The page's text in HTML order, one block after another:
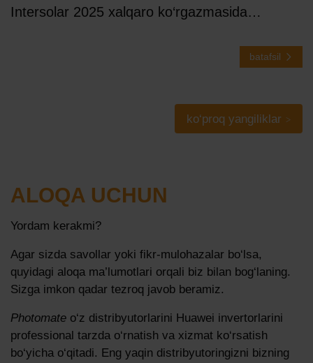
Intersolar 2025 xalqaro ko‘rgazmasida…
batafsil
ko‘proq yangiliklar
ALOQA UCHUN
Yordam kerakmi?
Agar sizda savollar yoki fikr-mulohazalar bo‘lsa,
quyidagi aloqa ma’lumotlari orqali biz bilan bog‘laning.
Sizga imkon qadar tezroq javob beramiz.
Photomate o‘z distribyutorlarini Huawei invertorlarini
professional tarzda o‘rnatish va xizmat ko‘rsatish
bo‘yicha o‘qitadi. Eng yaqin distribyutoringizni bizning